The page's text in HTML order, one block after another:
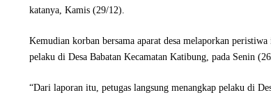
katanya, Kamis (29/12).
Kemudian korban bersama aparat desa melaporkan
pelaku di Desa Babatan Kecamatan Katibung, pada Senin
“Dari laporan itu, petugas langsung menangkap pelaku di